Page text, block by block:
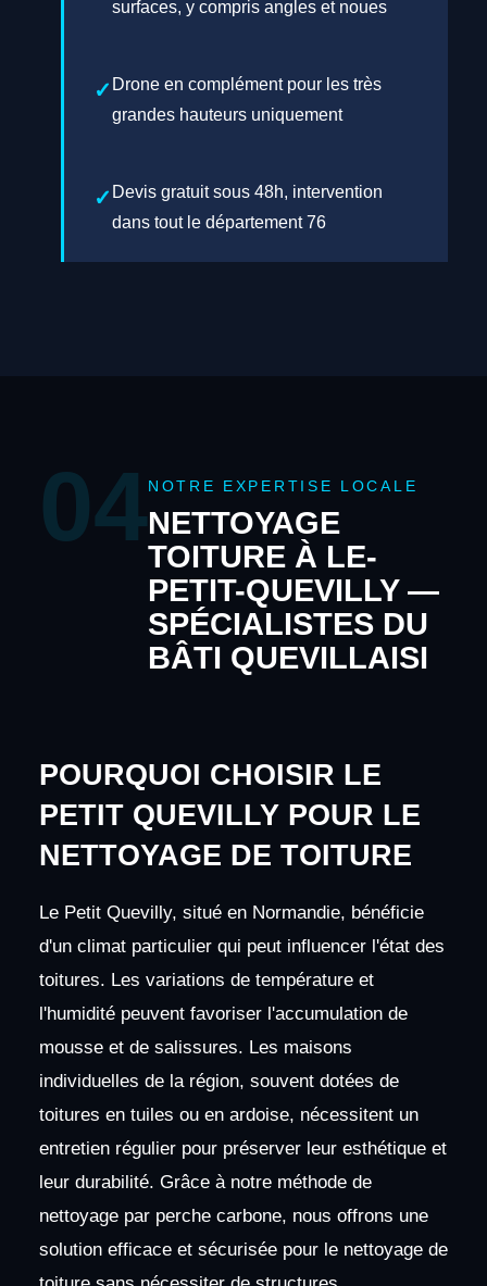
surfaces, y compris angles et noues
Drone en complément pour les très
grandes hauteurs uniquement
Devis gratuit sous 48h, intervention
dans tout le département 76
04NOTRE EXPERTISE LOCALE
NETTOYAGE
TOITURE À LE-
PETIT-QUEVILLY —
SPÉCIALISTES DU
BÂTI QUEVILLAISI
POURQUOI CHOISIR LE
PETIT QUEVILLY POUR LE
NETTOYAGE DE TOITURE
Le Petit Quevilly, situé en Normandie, bénéficie
d'un climat particulier qui peut influencer l'état des
toitures. Les variations de température et
l'humidité peuvent favoriser l'accumulation de
mousse et de salissures. Les maisons
individuelles de la région, souvent dotées de
toitures en tuiles ou en ardoise, nécessitent un
entretien régulier pour préserver leur esthétique et
leur durabilité. Grâce à notre méthode de
nettoyage par perche carbone, nous offrons une
solution efficace et sécurisée pour le nettoyage de